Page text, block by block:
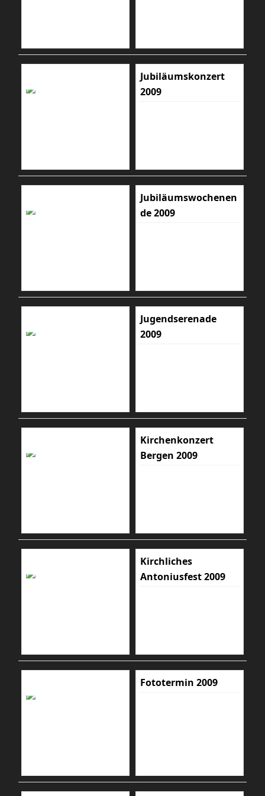
Jubiläumskonzert
2009
Jubiläumswochenen
de 2009
Jugendserenade
2009
Kirchenkonzert
Bergen 2009
Kirchliches
Antoniusfest 2009
Fototermin 2009